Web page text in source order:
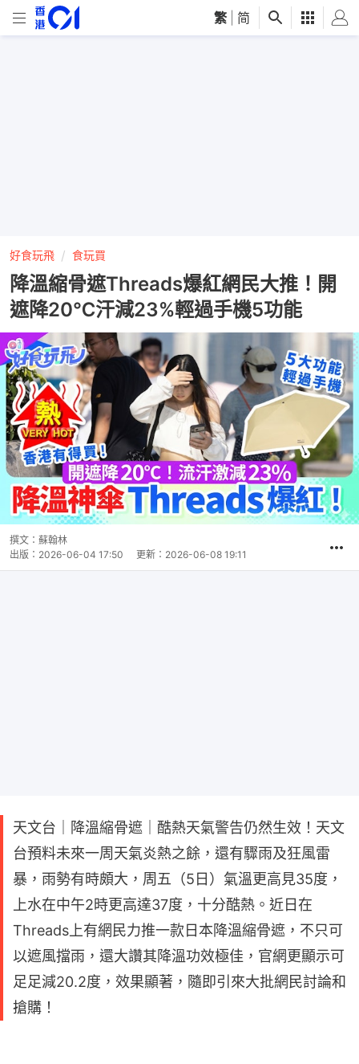
繁 简
好食玩飛 食玩買
降溫縮骨遮Threads爆紅網民大推！開
遮降20℃汗減23%輕過手機5功能
撰文： 蘇翰林
出版： 2026-06-04 17:50 更新： 2026-06-08 19:11
天文台｜降溫縮骨遮｜酷熱天氣警告仍然生效！天文
台預料未來一周天氣炎熱之餘，還有驟雨及狂風雷
暴，雨勢有時頗大，周五（5日）氣溫更高見35度，
上水在中午2時更高達37度，十分酷熱。近日在
Threads上有網民力推一款日本降溫縮骨遮，不只可
以遮風擋雨，還大讚其降溫功效極佳，官網更顯示可
足足減20.2度，效果顯著，隨即引來大批網民討論和
搶購！